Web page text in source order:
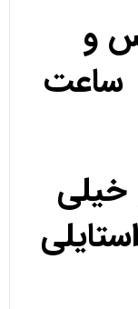
و
خیلی